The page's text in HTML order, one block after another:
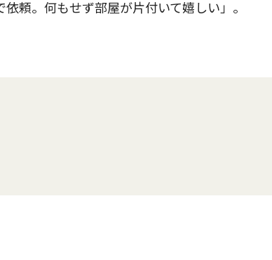
頼。何もせず部屋が片付いて嬉しい」。